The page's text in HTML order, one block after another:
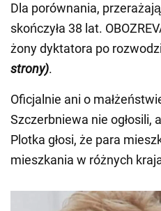
Dla porównania,
skończyła 38 lat.
żony dyktatora po
strony).
Oficjalnie ani o
Szczerbniewa nie ogłosili,
Plotka głosi, że para
mieszkania w różnych